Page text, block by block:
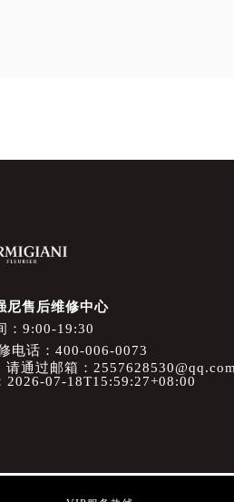
尼售后维修中心
：9:00-19:30
电话：400-006-0073
通过邮箱：
2026-07-18T15:59:27+08:00